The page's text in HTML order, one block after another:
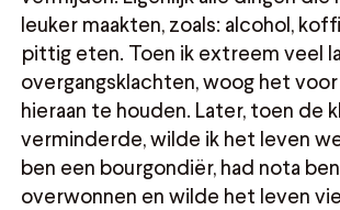
leuker maakten, zoals: alcohol,
pittig eten. Toen ik extreem veel
overgangsklachten, woog het
hieraan te houden. Later, toen de
verminderde, wilde ik het leven
ben een bourgondiër, had nota
overwonnen en wilde het leven